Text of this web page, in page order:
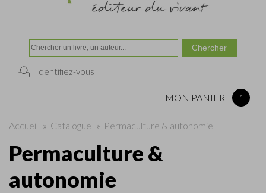
Identifiez-vous
MON PANIER 1
Accueil » Catalogue » Permaculture & autonomie
Permaculture &
autonomie